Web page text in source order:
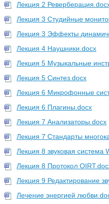
Лекция 2
Лекция 3 Студийные
Лекция 3 Эффекты
Лекция 4 Наушники.docx
Лекция 5 Музыкальные
Лекция 5 Синтез.docx
Лекция 6 Микрофонные
Лекция 6 Плагины.docx
Лекция 7 Анализаторы.docx
Лекция 7 Стандарты
Лекция 8 звуковая система
Лекция 8 Протокол
Лекция 9 Редактирование
Лечение энергией